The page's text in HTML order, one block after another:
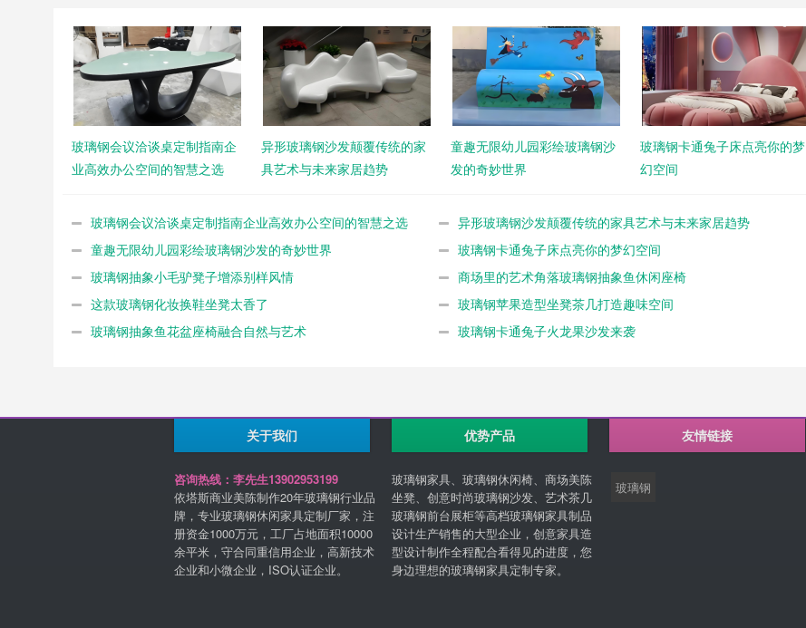
玻璃钢会议洽谈桌定制指南企
业高效办公空间的智慧之选
异形玻璃钢沙发颠覆传统的家
具艺术与未来家居趋势
童趣无限幼儿园彩绘玻璃钢沙
发的奇妙世界
玻璃钢卡通兔子床点亮你的梦
幻空间
玻璃钢会议洽谈桌定制指南企业高效办公空间的智慧之选
异形玻璃钢沙发颠覆传统的家具艺术与未来家居趋势
童趣无限幼儿园彩绘玻璃钢沙发的奇妙世界
玻璃钢卡通兔子床点亮你的梦幻空间
玻璃钢抽象小毛驴凳子增添别样风情
商场里的艺术角落玻璃钢抽象鱼休闲座椅
这款玻璃钢化妆换鞋坐凳太香了
玻璃钢苹果造型坐凳茶几打造趣味空间
玻璃钢抽象鱼花盆座椅融合自然与艺术
玻璃钢卡通兔子火龙果沙发来袭
关于我们
咨询热线：李先生13902953199
依塔斯商业美陈制作20年玻璃钢行业品
牌，专业玻璃钢休闲家具定制厂家，注
册资金1000万元，工厂占地面积10000
余平米，守合同重信用企业，高新技术
企业和小微企业，ISO认证企业。
优势产品
玻璃钢家具、玻璃钢休闲椅、商场美陈
坐凳、创意时尚玻璃钢沙发、艺术茶几
玻璃钢前台展柜等高档玻璃钢家具制品
设计生产销售的大型企业，创意家具造
型设计制作全程配合看得见的进度，您
身边理想的玻璃钢家具定制专家。
友情链接
玻璃钢